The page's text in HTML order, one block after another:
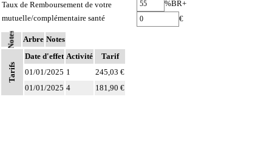
Taux de Remboursement de votre
mutuelle/complémentaire santé
%BR+
€
Notes Arbre Notes
Tarifs
Date d'effet Activité
Tarif
01/01/2025 1
245,03 €
01/01/2025 4 181,90 €